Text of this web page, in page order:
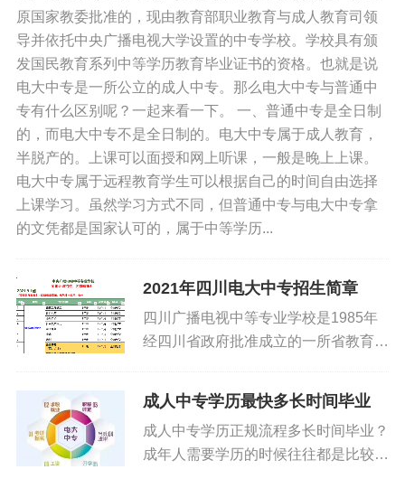
以用于计算机资格证考试 电大中专学
历可以用于报考药师从业资格证、药剂
师资格证考试 电大中专学历可以用于
当兵政审 电大中专学历可以用于升大
专前置学历跳板等等等等 其实需要用
到电大中专毕业证的人很多，只是需要
用到中专毕业证的用途各不相同，但电
大中专确实就是你花最短的时间精力就
可以拿到的证书，然后...
原国家教委批准的，现由教育部职业教育与成人教育司领
导并依托中央广播电视大学设置的中专学校。学校具有颁
发国民教育系列中等学历教育毕业证书的资格。也就是说
电大中专是一所公立的成人中专。那么电大中专与普通中
专有什么区别呢？一起来看一下。 一、普通中专是全日制
的，而电大中专不是全日制的。电大中专属于成人教育，
半脱产的。上课可以面授和网上听课，一般是晚上上课。
电大中专属于远程教育学生可以根据自己的时间自由选择
上课学习。虽然学习方式不同，但普通中专与电大中专拿
的文凭都是国家认可的，属于中等学历...
2021年四川电大中专招生简章
四川广播电视中等专业学校是1985年
经四川省政府批准成立的一所省教育厅
象： 面向全国招收年满18周岁以上学
员 二、招生专业： 三、报名时间：
每月滚动招生，随时报名。 四、学
成人中专学历最快多长时间毕业
成人中专学历正规流程多长时间毕业？
成年人需要学历的时候往往都是比较着